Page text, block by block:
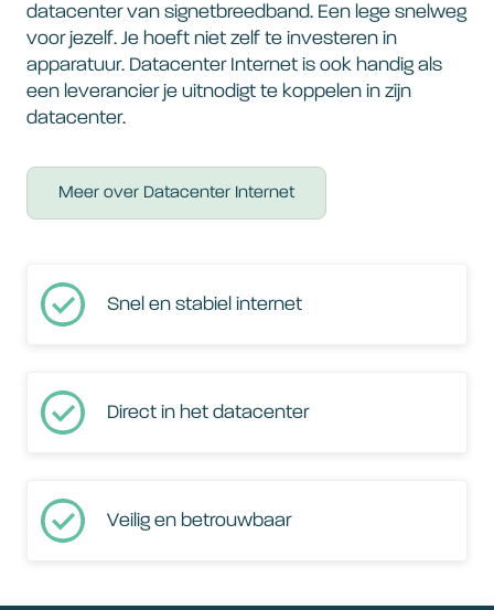
datacenter van signetbreedband. Een lege snelweg
voor jezelf. Je hoeft niet zelf te investeren in
apparatuur. Datacenter Internet is ook handig als
een leverancier je uitnodigt te koppelen in zijn
datacenter.
Meer over Datacenter Internet
Snel en stabiel internet
Direct in het datacenter
Veilig en betrouwbaar